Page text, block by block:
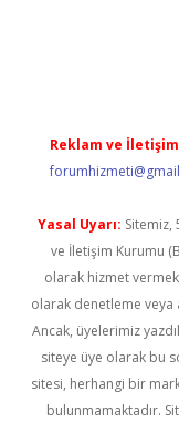
Reklam ve
Yasal Uyarı: Sitemiz,
ve İletişim Kurumu
olarak hizmet
olarak denetleme veya
Ancak, üyelerimiz
siteye üye olarak bu
sitesi, herhangi bir
bulunmamaktadır.